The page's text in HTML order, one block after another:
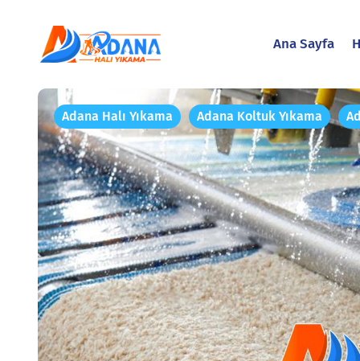
Ana Sayfa
Adana Halı Yıkama Adana Koltuk Yıkama